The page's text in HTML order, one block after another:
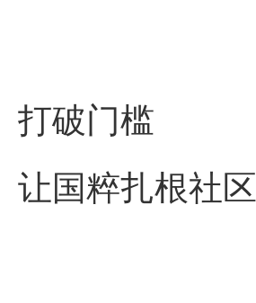
打破门槛
让国粹扎根社区